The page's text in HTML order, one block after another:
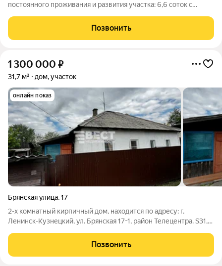
постоянного проживания и развития участка: 6,6 соток с
инфраструктуру для комфортной жизни за городом. Внутри
три комнаты (17,7 + 7,8 + 7,1 м) и кухня
Позвонить
1 300 000 ₽
31,7 м² дом, участок
онлайн показ
Брянская улица,17
2-х комнатный кирпичный дом, находится по адресу: г.
Ленинск-Кузнецкий, ул. Брянская 17-1, район Телецентра. S31,7
постройки, теплый и сухой. Косметический ремонт. Окна ПВХ.
Потолки: в комнатах
Позвонить